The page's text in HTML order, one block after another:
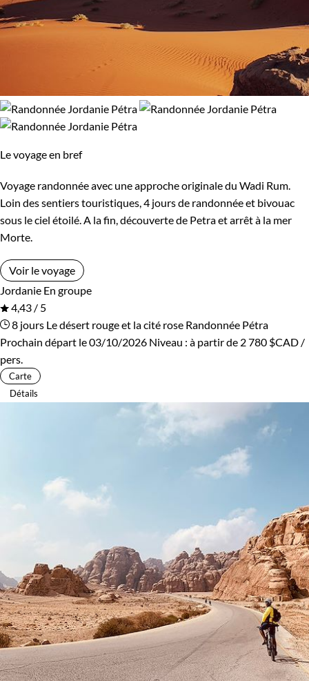
Le voyage en bref
Voyage randonnée avec une approche originale du Wadi Rum.
Loin des sentiers touristiques, 4 jours de randonnée et bivouac
sous le ciel étoilé. A la fin, découverte de Petra et arrêt à la mer
Morte.
Voir le voyage
Jordanie En groupe
4,43 / 5
8 jours Le désert rouge et la cité rose Randonnée Pétra
Prochain départ le 03/10/2026 Niveau : à partir de 2 780 $CAD /
pers.
Carte
Détails